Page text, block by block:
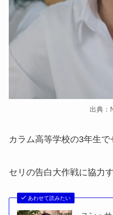
出典：
カラム高等学校の3年生で
セリの告白大作戦に協力す
あわせて読みたい